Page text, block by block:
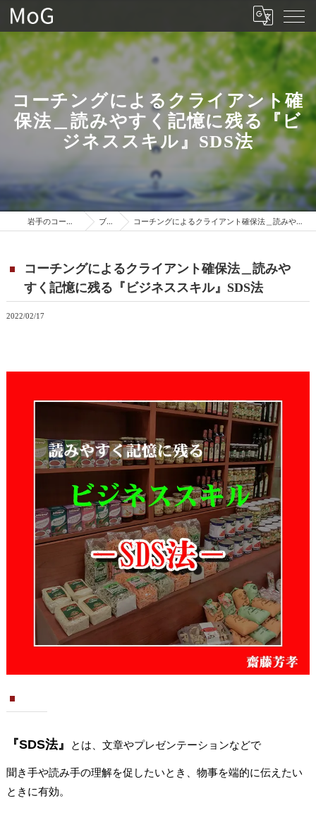
コーチングによるクライアント確
保法＿読みやすく記憶に残る『ビ
ジネススキル』SDS法
岩手のコーチングはMoG ブログ コーチングによるクライアント確保法＿読みやすく記憶に残る『ビジネススキル』SDS法
コーチングによるクライアント確保法＿読みや
すく記憶に残る『ビジネススキル』SDS法
2022/02/17
『SDS法』 とは、文章やプレゼンテーションなどで
聞き手や読み手の理解を促したいとき、物事を端的に伝えたい
ときに有効。